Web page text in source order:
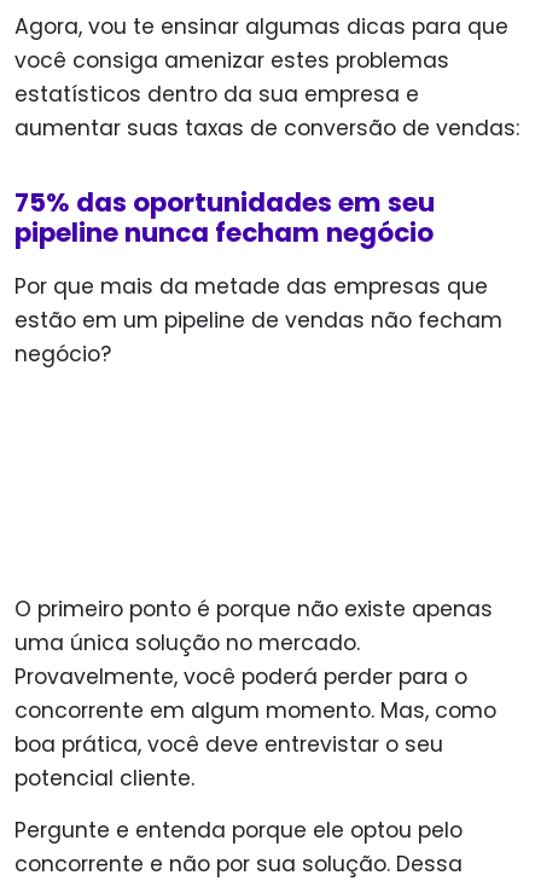
Agora, vou te ensinar algumas dicas para que
você consiga amenizar estes problemas
estatísticos dentro da sua empresa e
aumentar suas taxas de conversão de vendas:
75% das oportunidades em seu
pipeline nunca fecham negócio
Por que mais da metade das empresas que
estão em um pipeline de vendas não fecham
negócio?
O primeiro ponto é porque não existe apenas
uma única solução no mercado.
Provavelmente, você poderá perder para o
concorrente em algum momento. Mas, como
boa prática, você deve entrevistar o seu
potencial cliente.
Pergunte e entenda porque ele optou pelo
concorrente e não por sua solução. Dessa